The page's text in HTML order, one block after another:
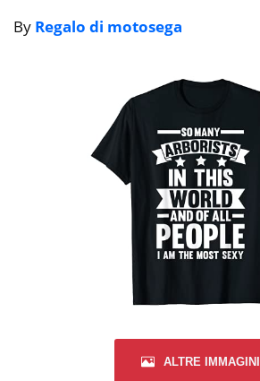
By Regalo di motosega
ALTRE IMMAGINI